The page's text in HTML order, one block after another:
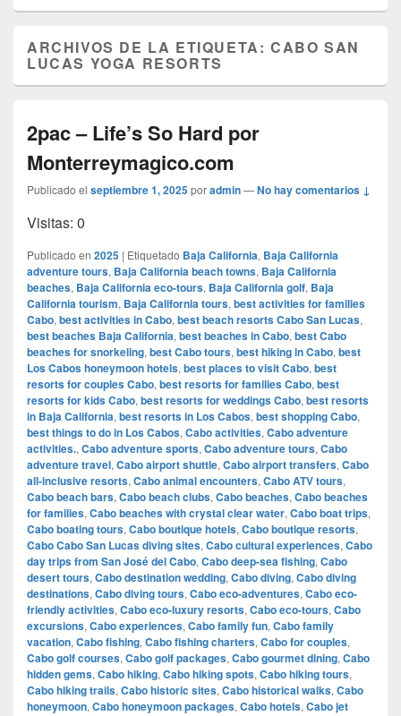
ARCHIVOS DE LA ETIQUETA:CABO SAN
LUCAS YOGA RESORTS
2pac – Life’s So Hard por
Monterreymagico.com
Publicado el septiembre 1, 2025poradmin—No hay comentarios ↓
Visitas: 0
Publicado en 2025 | Etiquetado Baja California, Baja California
adventure tours, Baja California beach towns, Baja California
beaches, Baja California eco-tours, Baja California golf, Baja
California tourism, Baja California tours, best activities for families
Cabo, best activities in Cabo, best beach resorts Cabo San Lucas,
best beaches Baja California, best beaches in Cabo, best Cabo
beaches for snorkeling, best Cabo tours, best hiking in Cabo, best
Los Cabos honeymoon hotels, best places to visit Cabo, best
resorts for couples Cabo, best resorts for families Cabo, best
resorts for kids Cabo, best resorts for weddings Cabo, best resorts
in Baja California, best resorts in Los Cabos, best shopping Cabo,
best things to do in Los Cabos, Cabo activities, Cabo adventure
activities., Cabo adventure sports, Cabo adventure tours, Cabo
adventure travel, Cabo airport shuttle, Cabo airport transfers, Cabo
all-inclusive resorts, Cabo animal encounters, Cabo ATV tours,
Cabo beach bars, Cabo beach clubs, Cabo beaches, Cabo beaches
for families, Cabo beaches with crystal clear water, Cabo boat trips,
Cabo boating tours, Cabo boutique hotels, Cabo boutique resorts,
Cabo Cabo San Lucas diving sites, Cabo cultural experiences, Cabo
day trips from San José del Cabo, Cabo deep-sea fishing, Cabo
desert tours, Cabo destination wedding, Cabo diving, Cabo diving
destinations, Cabo diving tours, Cabo eco-adventures, Cabo eco-
friendly activities, Cabo eco-luxury resorts, Cabo eco-tours, Cabo
excursions, Cabo experiences, Cabo family fun, Cabo family
vacation, Cabo fishing, Cabo fishing charters, Cabo for couples,
Cabo golf courses, Cabo golf packages, Cabo gourmet dining, Cabo
hidden gems, Cabo hiking, Cabo hiking spots, Cabo hiking tours,
Cabo hiking trails, Cabo historic sites, Cabo historical walks, Cabo
honeymoon, Cabo honeymoon packages, Cabo hotels, Cabo jet